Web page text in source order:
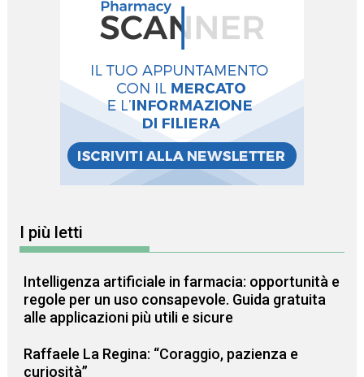
I più letti
Intelligenza artificiale in farmacia: opportunità e
regole per un uso consapevole. Guida gratuita
alle applicazioni più utili e sicure
Raffaele La Regina: “Coraggio, pazienza e
curiosità”